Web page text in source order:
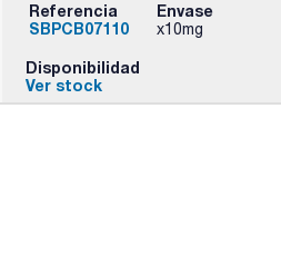
Referencia
SBPCB07110
Envase
x10mg
Disponibilidad
Ver stock